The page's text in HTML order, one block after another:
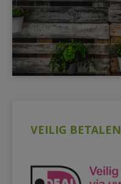
VEILIG BETALEN